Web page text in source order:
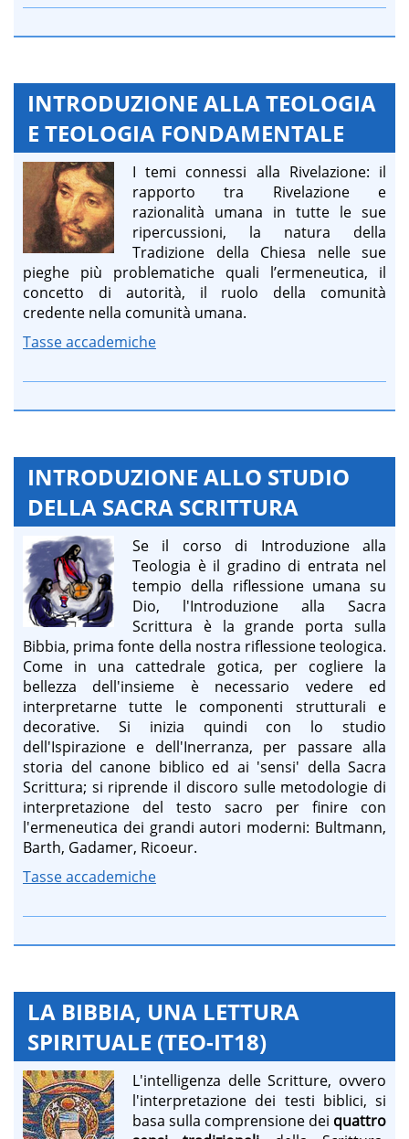
INTRODUZIONE ALLA TEOLOGIA
E TEOLOGIA FONDAMENTALE
I temi connessi alla Rivelazione: il
rapporto tra Rivelazione e
razionalità umana in tutte le sue
ripercussioni, la natura della
Tradizione della Chiesa nelle sue
pieghe più problematiche quali l’ermeneutica, il
concetto di autorità, il ruolo della comunità
credente nella comunità umana.
Tasse accademiche
INTRODUZIONE ALLO STUDIO
DELLA SACRA SCRITTURA
Se il corso di Introduzione alla
Teologia è il gradino di entrata nel
tempio della riflessione umana su
Dio, l'Introduzione alla Sacra
Scrittura è la grande porta sulla
Bibbia, prima fonte della nostra riflessione teologica.
Come in una cattedrale gotica, per cogliere la
bellezza dell'insieme è necessario vedere ed
interpretarne tutte le componenti strutturali e
decorative. Si inizia quindi con lo studio
dell'Ispirazione e dell'Inerranza, per passare alla
storia del canone biblico ed ai 'sensi' della Sacra
Scrittura; si riprende il discoro sulle metodologie di
interpretazione del testo sacro per finire con
l'ermeneutica dei grandi autori moderni: Bultmann,
Barth, Gadamer, Ricoeur.
Tasse accademiche
LA BIBBIA, UNA LETTURA
SPIRITUALE (TEO-IT18)
L'intelligenza delle Scritture, ovvero
l'interpretazione dei testi biblici, si
basa sulla comprensione dei quattro